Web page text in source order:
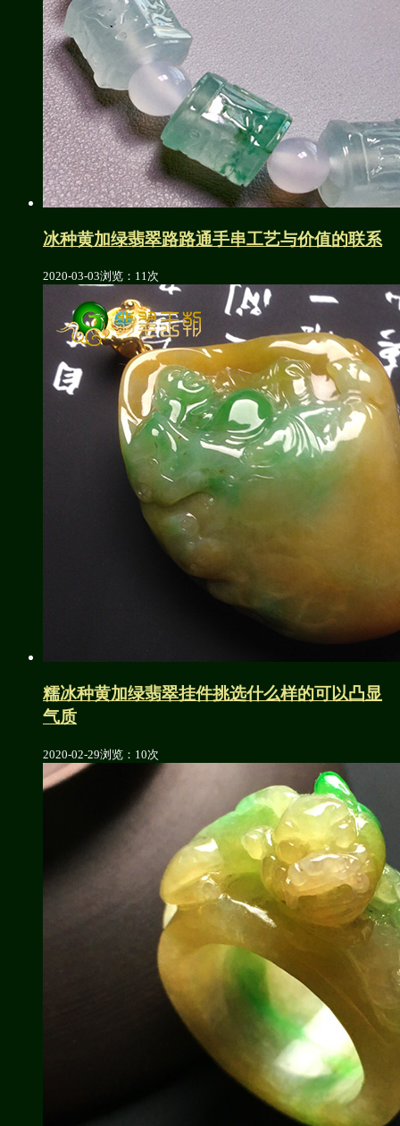
冰种黄加绿翡翠路路通手串工艺与价值的联系
2020-03-03浏览：11次
糯冰种黄加绿翡翠挂件挑选什么样的可以凸显
气质
2020-02-29浏览：10次